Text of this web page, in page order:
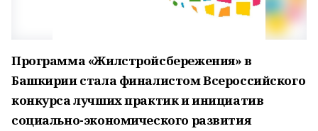
Программа «Жилстройсбережения» в
Башкирии стала финалистом Всероссийского
конкурса лучших практик и инициатив
социально-экономического развития